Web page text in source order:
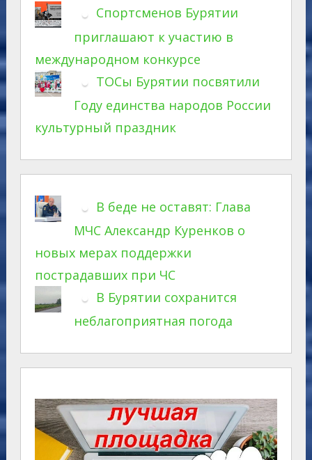
Спортсменов Бурятии
приглашают к участию в
международном конкурсе
ТОСы Бурятии посвятили
Году единства народов России
культурный праздник
В беде не оставят: Глава
МЧС Александр Куренков о
новых мерах поддержки
пострадавших при ЧС
В Бурятии сохранится
неблагоприятная погода